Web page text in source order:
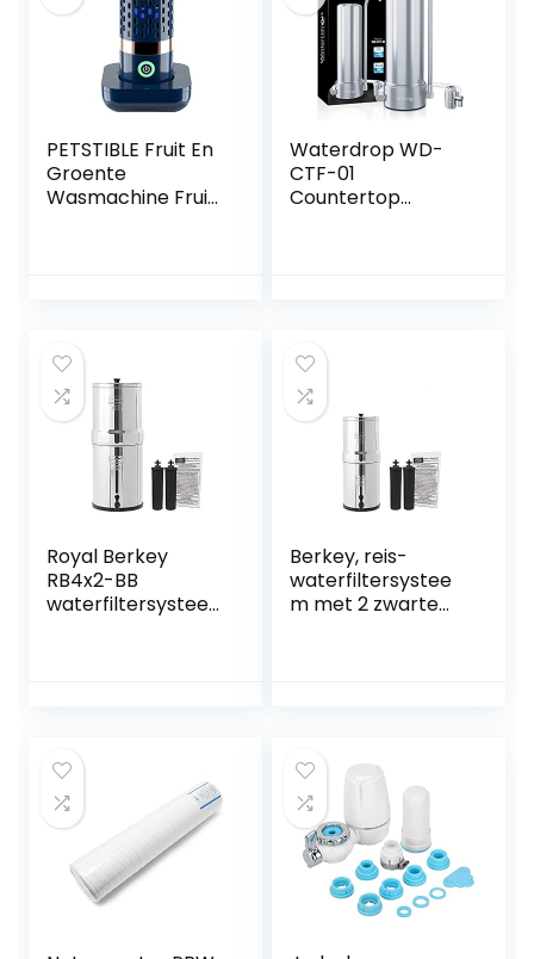
PETSTIBLE Fruit En
Groente
Wasmachine Fruit
Waterdrop WD-
CTF-01
Countertop
Vermindert 99%
Van Chloor, Zware
Metalen, Slechte
Smaak (1 Filter
Inbegrepen)
Royal Berkey
RB4x2-BB
waterfiltersystee
Berkey, reis-
waterfiltersystee
m met 2 zwarte